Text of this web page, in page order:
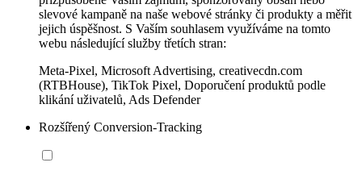
slevové kampaně na naše webové stránky či produkty a měřit
jejich úspěšnost. S Vaším souhlasem využíváme na tomto
webu následující služby třetích stran:
Meta-Pixel, Microsoft Advertising, creativecdn.com
(RTBHouse), TikTok Pixel, Doporučení produktů podle
klikání uživatelů, Ads Defender
Rozšířený Conversion-Tracking